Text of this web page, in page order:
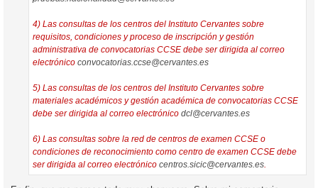
4) Las consultas de los centros del Instituto Cervantes sobre
requisitos, condiciones y proceso de inscripción y gestión
administrativa de convocatorias CCSE debe ser dirigida al correo
electrónico convocatorias.ccse@cervantes.es
5) Las consultas de los centros del Instituto Cervantes sobre
materiales académicos y gestión académica de convocatorias CCSE
debe ser dirigida al correo electrónico dcl@cervantes.es
6) Las consultas sobre la red de centros de examen CCSE o
condiciones de reconocimiento como centro de examen CCSE debe
ser dirigida al correo electrónico centros.sicic@cervantes.es